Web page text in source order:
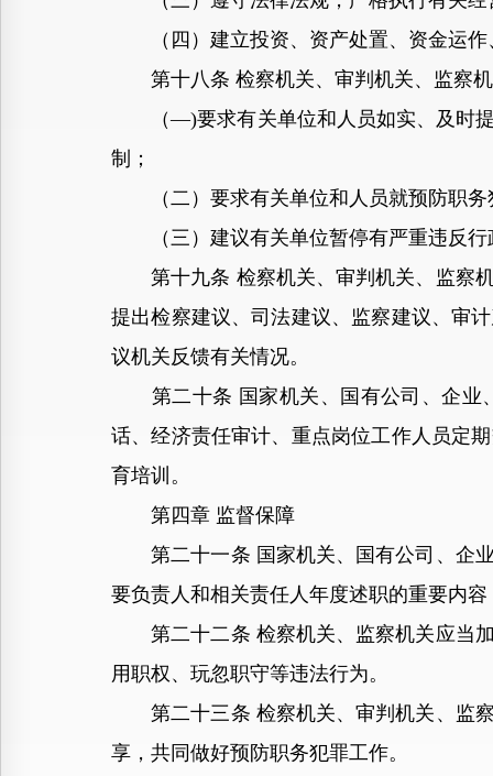
（四）建立投资、资产处置、资金运作
第十八条 检察机关、审判机关、监察机
（—)要求有关单位和人员如实、及时提
制；
（二）要求有关单位和人员就预防职务
（三）建议有关单位暂停有严重违反行
第十九条 检察机关、审判机关、监察机
提出检察建议、司法建议、监察建议、审
议机关反馈有关情况。
第二十条 国家机关、国有公司、企业
话、经济责任审计、重点岗位工作人员定
育培训。
第四章 监督保障
第二十一条 国家机关、国有公司、企业
要负责人和相关责任人年度述职的重要内
第二十二条 检察机关、监察机关应当加
用职权、玩忽职守等违法行为。
第二十三条 检察机关、审判机关、监察
享，共同做好预防职务犯罪工作。